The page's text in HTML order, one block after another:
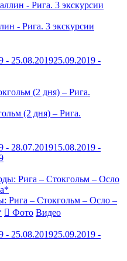
- Рига. 3 экскурсии
- 25.08.201925.09.2019 -
(2 дня) – Рига.
- 28.07.201915.08.2019 -
Рига – Стокгольм – Осло –
Фото Видео
- 25.08.201925.09.2019 -